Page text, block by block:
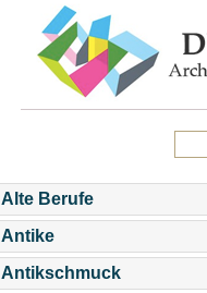
Alte Berufe
Antike
Antikschmuck